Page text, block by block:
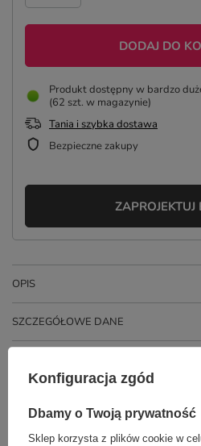
DODAJ DO
Produkt dostępny w bardzo
(62 szt. w magazynie)
Tania i szybka dostawa
Bezpieczne zakupy
ZAPROJEKTUJ
OPIS
SZCZEGÓŁOWE DANE
Konfiguracja zgód
Dbamy o Twoją prywatność
Sklep korzysta z plików cookie w